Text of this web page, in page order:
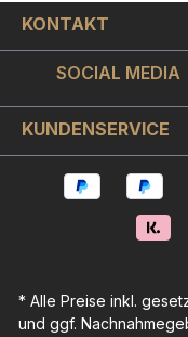
KONTAKT
SOCIAL MEDIA
KUNDENSERVICE
* Alle Preise inkl.
und ggf.